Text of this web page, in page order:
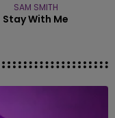
SAM SMITH
Stay With Me